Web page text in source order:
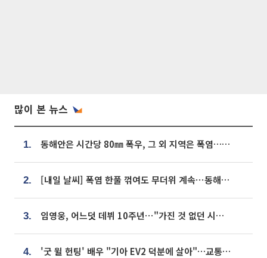
많이 본 뉴스
1. 동해안은 시간당 80㎜ 폭우, 그 외 지역은 폭염…‘극과 극 날씨’
2. [내일 날씨] 폭염 한풀 꺾여도 무더위 계속⋯동해안 이틀 연속 비
3. 임영웅, 어느덧 데뷔 10주년⋯"가진 것 없던 시절, 내 앞엔 20명의 팬뿐"
4. '굿 윌 헌팅' 배우 "기아 EV2 덕분에 살아"…교통사고 후 안전성 극찬